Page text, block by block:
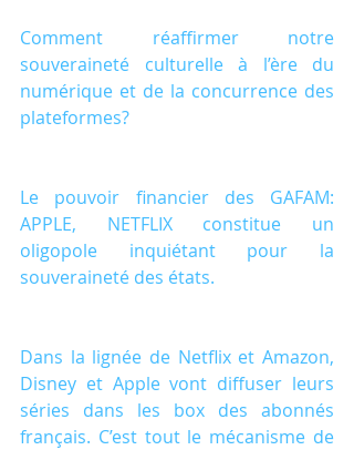
Comment réaffirmer notre
souveraineté culturelle à l’ère du
numérique et de la concurrence des
plateformes?
Le pouvoir financier des GAFAM:
APPLE, NETFLIX constitue un
oligopole inquiétant pour la
souveraineté des états.
Dans la lignée de Netflix et Amazon,
Disney et Apple vont diffuser leurs
séries dans les box des abonnés
français. C’est tout le mécanisme de